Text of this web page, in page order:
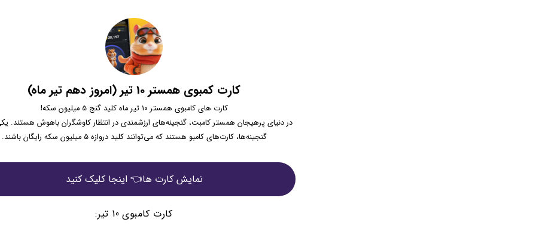
کارت کمبوی همستر 10 تیر (امروز دهم تیر ماه)
کارت های کامبوی همستر 10 تیر ماه کلید گنج 5 میلیون سکه!
در دنیای پرهیجان همستر کامبت، گنجینه‌های ارزشمندی در انتظار کاوشگران باهوش هستند.
گنجینه‌ها، کارت‌های کامبو هستند که می‌توانند کلید دروازه 5 میلیون سکه رایگان باشند.
نمایش کارت ها👈 اینجا کلیک کنید
کارت کامبوی 10 تیر: